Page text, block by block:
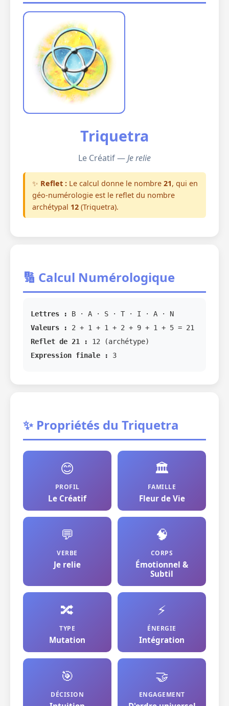
Triquetra
Le Créatif —Je relie
✨ Reflet : Le calcul donne le nombre 21, qui en
géo-numérologie est le reflet du nombre
archétypal 12 (Triquetra).
🔢 Calcul Numérologique
Lettres :
B · A · S · T · I · A · N
Valeurs :
2 + 1 + 1 + 2 + 9 + 1 + 5 = 21
Reflet de 21 :
12 (archétype)
Expression finale :
3
✨ Propriétés du Triquetra
😊
PROFIL
Le Créatif
🏛️
FAMILLE
Fleur de Vie
💬
VERBE
Je relie
🧠
CORPS
Émotionnel &
Subtil
🔀
TYPE
Mutation
⚡
ÉNERGIE
Intégration
🎯
DÉCISION
🤝
ENGAGEMENT